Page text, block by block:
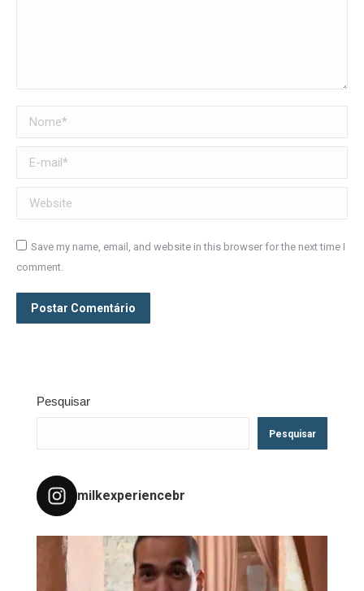
Nome *
E-mail *
Website
Save my name, email, and website in this browser for the next time I
comment.
Postar Comentário
Pesquisar
Pesquisar
milkexperiencebr